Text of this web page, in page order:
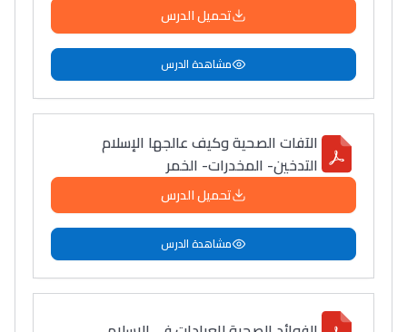
Lycée Maroc
تحميل الدرس
مشاهدة الدرس
الآفات الصحية وكيف عالجها الإسلام
التدخين- المخدرات- الخمر
تحميل الدرس
مشاهدة الدرس